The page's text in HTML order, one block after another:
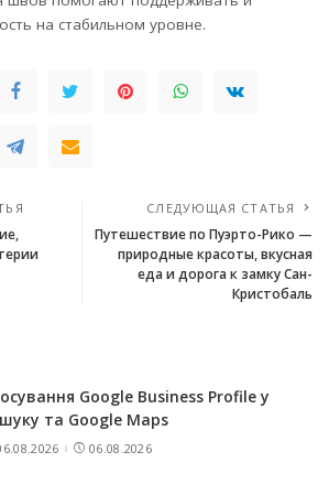
на стабильном уровне.
СЛЕДУЮЩАЯ СТАТЬЯ
Путешествие по Пуэрто-Рико —
природные красоты, вкусная
еда и дорога к замку Сан-
Кристобаль
Google Business Profile у
та Google Maps
06.08.2026